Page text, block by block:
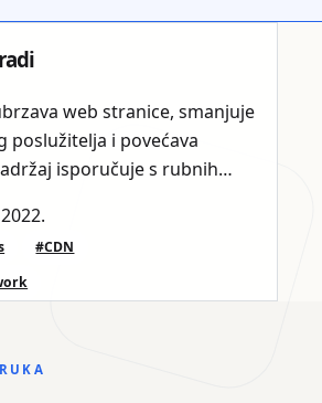
web stranice, smanjuje
poslužitelja i povećava
isporučuje s rubnih
#CDN